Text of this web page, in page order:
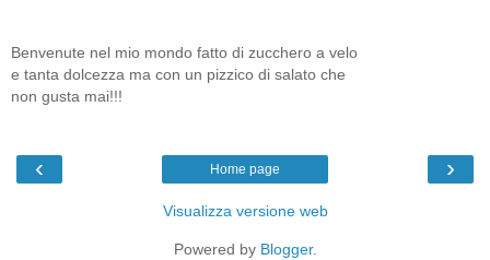
Benvenute nel mio mondo fatto di zucchero a velo
e tanta dolcezza ma con un pizzico di salato che
non gusta mai!!!
‹ ›
Home page
Visualizza versione web
Powered by Blogger.